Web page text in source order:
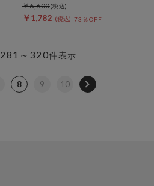
￥1,782 73％OFF
￥6,600
281～320件表示
8 9 10